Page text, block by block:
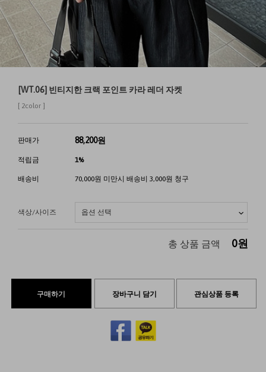
[WT.06] 빈티지한 크랙 포인트 카라 레더 자켓
[ 2color ]
판매가 88,200원
적립금 1%
배송비 70,000원 미만시 배송비 3,000원 청구
색상/사이즈
총 상품 금액 0원
구매하기 장바구니 담기 관심상품 등록